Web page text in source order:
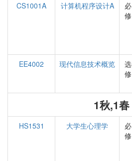
CS1001A
计算机程序设计A
必
修
EE4002
现代信息技术概览
选
修
1秋,1春
HS1531 大学生心理学
必
修